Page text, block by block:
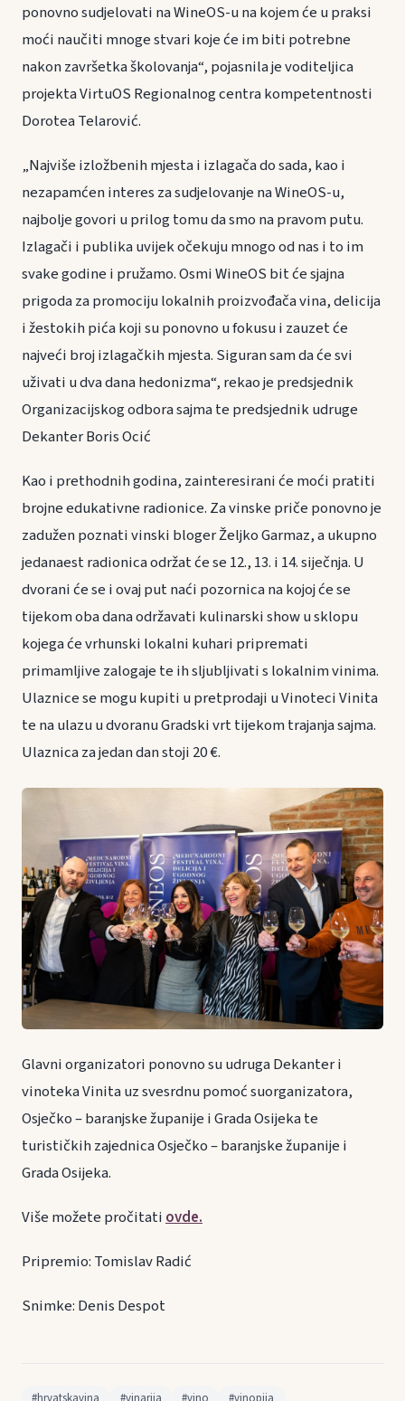
ponovno sudjelovati na WineOS-u na kojem će u praksi
moći naučiti mnoge stvari koje će im biti potrebne
nakon završetka školovanja“, pojasnila je voditeljica
projekta VirtuOS Regionalnog centra kompetentnosti
Dorotea Telarović.
„Najviše izložbenih mjesta i izlagača do sada, kao i
nezapamćen interes za sudjelovanje na WineOS-u,
najbolje govori u prilog tomu da smo na pravom putu.
Izlagači i publika uvijek očekuju mnogo od nas i to im
svake godine i pružamo. Osmi WineOS bit će sjajna
prigoda za promociju lokalnih proizvođača vina, delicija
i žestokih pića koji su ponovno u fokusu i zauzet će
najveći broj izlagačkih mjesta. Siguran sam da će svi
uživati u dva dana hedonizma“, rekao je predsjednik
Organizacijskog odbora sajma te predsjednik udruge
Dekanter Boris Ocić
Kao i prethodnih godina, zainteresirani će moći pratiti
brojne edukativne radionice. Za vinske priče ponovno je
zadužen poznati vinski bloger Željko Garmaz, a ukupno
jedanaest radionica održat će se 12., 13. i 14. siječnja. U
dvorani će se i ovaj put naći pozornica na kojoj će se
tijekom oba dana održavati kulinarski show u sklopu
kojega će vrhunski lokalni kuhari pripremati
primamljive zalogaje te ih sljubljivati s lokalnim vinima.
Ulaznice se mogu kupiti u pretprodaji u Vinoteci Vinita
te na ulazu u dvoranu Gradski vrt tijekom trajanja sajma.
Ulaznica za jedan dan stoji 20 €.
Glavni organizatori ponovno su udruga Dekanter i
vinoteka Vinita uz svesrdnu pomoć suorganizatora,
Osječko – baranjske županije i Grada Osijeka te
turističkih zajednica Osječko – baranjske županije i
Grada Osijeka.
Više možete pročitatiovde.
Pripremio: Tomislav Radić
Snimke: Denis Despot